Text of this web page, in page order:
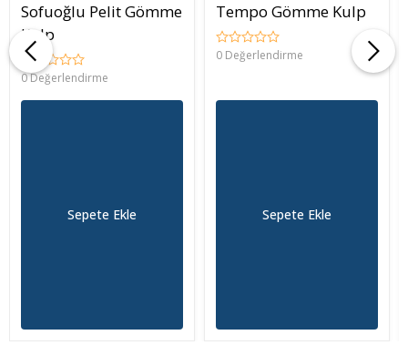
Sofuoğlu Pelit Gömme
Kulp
0 Değerlendirme
Sepete Ekle
Tempo Gömme Kulp
0 Değerlendirme
Sepete Ekle